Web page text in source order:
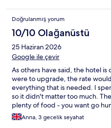
Hotel liegt etwa 5 Gehminuten
Promenade in Petrovac.
Atmosphäre ist toll gewesen.
Stück hochgehen und zu einem
der direkt an einer Klippe und
Weg lohnt sich und führt glaube
wunderschön! Einfach
Lage des Hotels liegt etwa
und ist wunderbar. Frühstück:
Auswahl her eher spärlich. Es
absolute Standards. Ebenfalls
Früchte nur gekauftes. Die Eier
Doğrulanmış yorum
10/10 Olağanüstü
25 Haziran 2026
Google ile çevir
As others have said, the hotel
were to upgrade, the rate
everything that is needed. I
so it didn't matter too much.
plenty of food - you want go
no 24-h fitness centre that is
away with the gym. The staff
Anna, 3 gecelik seyahat